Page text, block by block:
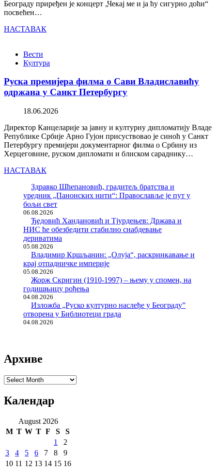
Београду приређен је концерт „Чекај ме и ја ћу сигурно доћи“
посвећен…
НАСТАВАК
Вести
Култура
Руска премијера филма о Сави Владиславићу
одржана у Санкт Петербургу
18.06.2026
Директор Канцеларије за јавну и културну дипломатију Владе
Републике Србије Арно Гујон присуствовао је синоћ у Санкт
Петербургу премијери документарног филма о Србину из
Херцеговине, руском дипломати и блиском сараднику…
НАСТАВАК
Здравко Шћепановић, градитељ братства и
уредник „Панонских нити“: Православље је пут у
бољи свет
06.08.2026
Ђедовић Хандановић и Тјурдењев: Држава и
НИС ће обезбедити стабилно снабдевање
дериватима
05.08.2026
Владимир Кршљанин: „Олуја“, раскринкавање и
крај отпадничке империје
05.08.2026
Жорж Скригин (1910-1997) – њему у спомен, на
годишњицу рођења
04.08.2026
Изложба „Руско културно наслеђе у Београду”
отворена у Библиотеци града
04.08.2026
Архиве
Архиве
Календар
August 2026
M T W T F S
S
1
2
3
4 5 6 7 8
9
10 11 12 13 14 15 16